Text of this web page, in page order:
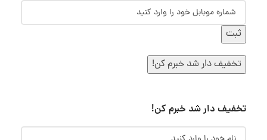
ثبت
تخفیف دار شد خبرم کن!
تخفیف دار شد خبرم کن!